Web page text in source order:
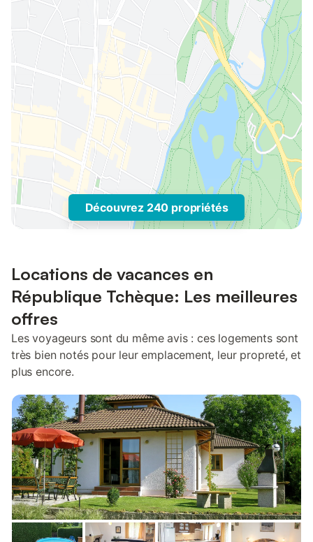
Découvrez 240 propriétés
Locations de vacances en
République Tchèque: Les meilleures
offres
Les voyageurs sont du même avis : ces logements sont
très bien notés pour leur emplacement, leur propreté, et
plus encore.